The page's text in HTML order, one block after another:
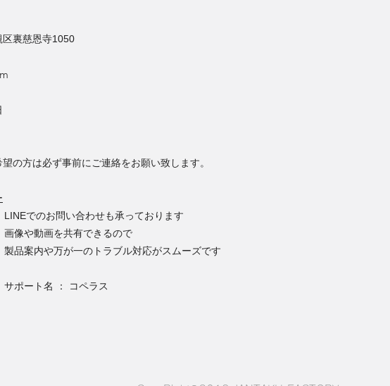
裏慈恩寺1050
の方は必ず事前にご連絡をお願い致します。
LINEでのお問い合わせも承っております
画像や動画を共有できるので
​製品案内や万が一のトラブル対応がスムーズです
サポート名 ： コペラス